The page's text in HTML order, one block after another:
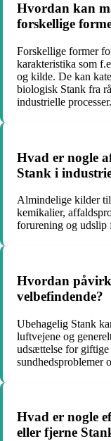
Hvordan kan
forskellige
Forskellige former
karakteristika som
og kilde. De kan
biologisk Stank fra
industrielle processer.
Hvad er nogle
Stank i
Almindelige kilder til
kemikalier,
forurening og udslip
Hvordan
velbefindende?
Ubehagelig Stank
luftvejene og
udsættelse for
sundhedsproblemer
Hvad er nogle
eller fjerne